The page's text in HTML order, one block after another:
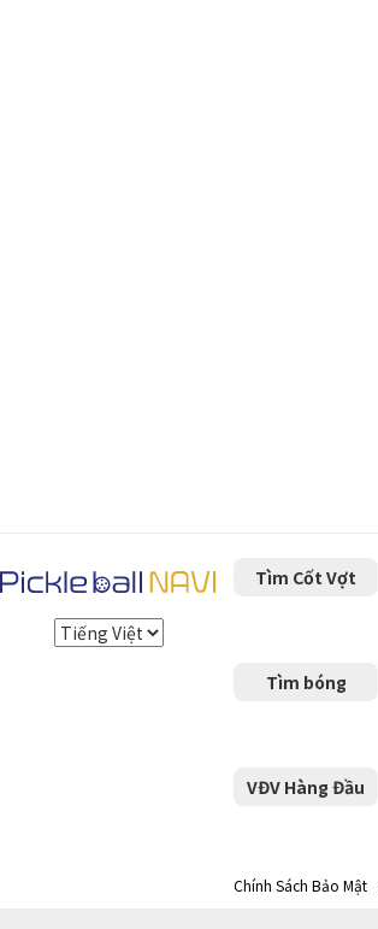
Tìm Cốt Vợt
Tìm bóng
VĐV Hàng Đầu
Chính Sách Bảo Mật